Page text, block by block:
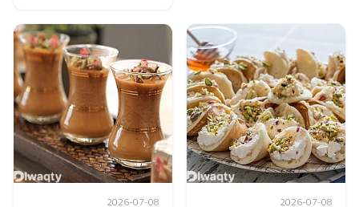
2026-07-08
2026-07-08